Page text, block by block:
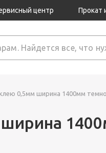
центр Прокат
0,5мм ширина 1400мм